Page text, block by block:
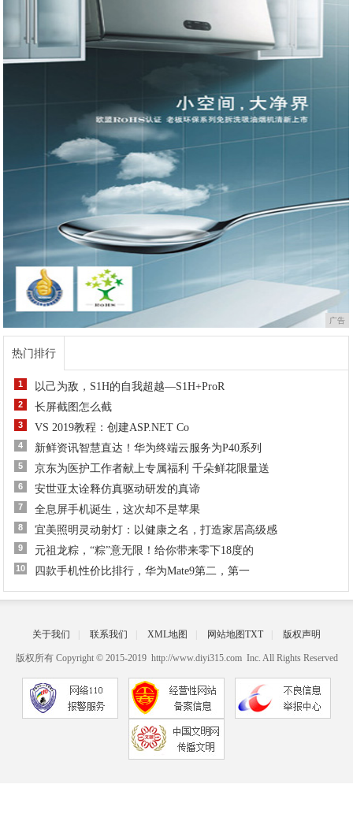
广告
热门排行
1 以己为敌，S1H的自我超越—S1H+ProR
2 长屏截图怎么截
3 VS 2019教程：创建ASP.NET Co
4 新鲜资讯智慧直达！华为终端云服务为P40系列
5 京东为医护工作者献上专属福利 千朵鲜花限量送
6 安世亚太诠释仿真驱动研发的真谛
7 全息屏手机诞生，这次却不是苹果
8 宜美照明灵动射灯：以健康之名，打造家居高级感
9 元祖龙粽，“粽”意无限！给你带来零下18度的
10 四款手机性价比排行，华为Mate9第二，第一
关于我们 联系我们 XML地图 网站地图TXT 版权声明
版权所有 Copyright © 2015-2019 http://www.diyi315.com Inc. All Rights Reserved